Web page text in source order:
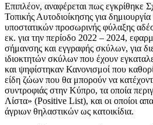
Επιπλέον, αναφέρεται πως εγκρίθηκε
Τοπικής Αυτοδιοίκησης για
υποστατικών προσωρινής φύλαξης
εκ. για την περίοδο 2022 – 2024,
σήμανσης και εγγραφής σκύλων, για
ιδιοκτητών σκύλων που έχουν
και ψηφίστηκαν Κανονισμοί που
είδη ζώων που θα μπορούν να
συντροφιάς στην Κύπρο, τα οποία
Λίστα» (Positive List), και οι οποίοι
άγριων θηλαστικών ως κατοικίδια.